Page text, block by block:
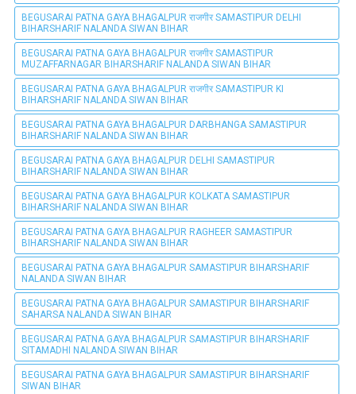
BEGUSARAI PATNA GAYA BHAGALPUR राजगीर SAMASTIPUR DELHI
BIHARSHARIF NALANDA SIWAN BIHAR
BEGUSARAI PATNA GAYA BHAGALPUR राजगीर SAMASTIPUR
MUZAFFARNAGAR BIHARSHARIF NALANDA SIWAN BIHAR
BEGUSARAI PATNA GAYA BHAGALPUR राजगीर SAMASTIPUR KI
BIHARSHARIF NALANDA SIWAN BIHAR
BEGUSARAI PATNA GAYA BHAGALPUR DARBHANGA SAMASTIPUR
BIHARSHARIF NALANDA SIWAN BIHAR
BEGUSARAI PATNA GAYA BHAGALPUR DELHI SAMASTIPUR
BIHARSHARIF NALANDA SIWAN BIHAR
BEGUSARAI PATNA GAYA BHAGALPUR KOLKATA SAMASTIPUR
BIHARSHARIF NALANDA SIWAN BIHAR
BEGUSARAI PATNA GAYA BHAGALPUR RAGHEER SAMASTIPUR
BIHARSHARIF NALANDA SIWAN BIHAR
BEGUSARAI PATNA GAYA BHAGALPUR SAMASTIPUR BIHARSHARIF
NALANDA SIWAN BIHAR
BEGUSARAI PATNA GAYA BHAGALPUR SAMASTIPUR BIHARSHARIF
SAHARSA NALANDA SIWAN BIHAR
BEGUSARAI PATNA GAYA BHAGALPUR SAMASTIPUR BIHARSHARIF
SITAMADHI NALANDA SIWAN BIHAR
BEGUSARAI PATNA GAYA BHAGALPUR SAMASTIPUR BIHARSHARIF
SIWAN BIHAR